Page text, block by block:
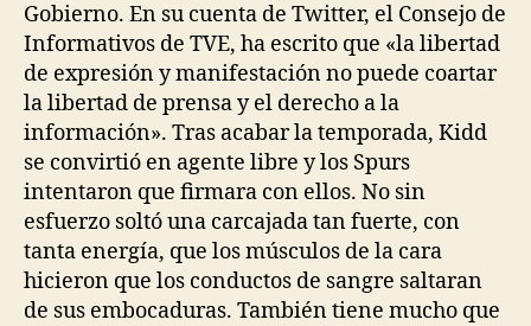
Gobierno. En su cuenta de Twitter, el Consejo de
Informativos de TVE, ha escrito que «la libertad
de expresión y manifestación no puede coartar
la libertad de prensa y el derecho a la
información». Tras acabar la temporada, Kidd
se convirtió en agente libre y los Spurs
intentaron que firmara con ellos. No sin
esfuerzo soltó una carcajada tan fuerte, con
tanta energía, que los músculos de la cara
hicieron que los conductos de sangre saltaran
de sus embocaduras. También tiene mucho que